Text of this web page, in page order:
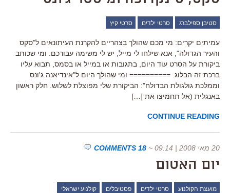
סטיבן ספילברג סרטי ילדים סרטי קיץ
עמיתים יקרים: מי מכם שהולך בצהריים להקרנת העיתונאים ל"סקס
והעיר הגדולה", אנא שילחו לי מייל, יש לי משימה עבורכם. ומי שכותב
ביקורת על הסרט עוד היום, בתגובות או במייל או בסמס, תבוא עליו
ברכת זה הבלוג. ========== ומי שהולך היום ל"אינדיאנה ג'ונס
וממלכת גולגולת הבדולח": הביקורת שלי מפוצלת לשלוש. חלק ראשון
באנגלית (אל תחמיצו את […]
CONTINUE READING
20 מאי 2008 | 09:14 ~
18 COMMENTS
יום האטום
מועצת הקולנוע סרטי ילדים פסטיבלים קולנוע ישראלי